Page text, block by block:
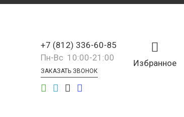
Избранное
+7 (812) 336-60-85
Пн-Вс 10:00-21:00
ЗАКАЗАТЬ ЗВОНОК